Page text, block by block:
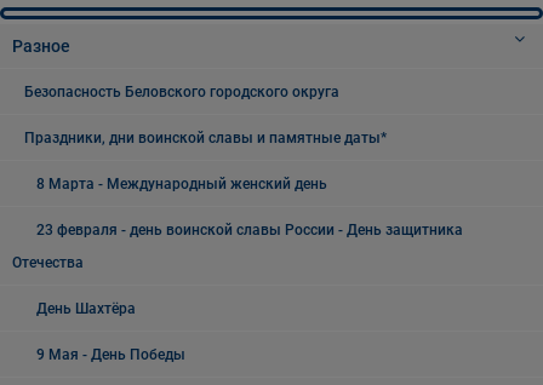
Разное
Безопасность Беловского городского округа
Праздники, дни воинской славы и памятные даты*
8 Марта - Международный женский день
23 февраля - день воинской славы России - День защитника
Отечества
День Шахтёра
9 Мая - День Победы